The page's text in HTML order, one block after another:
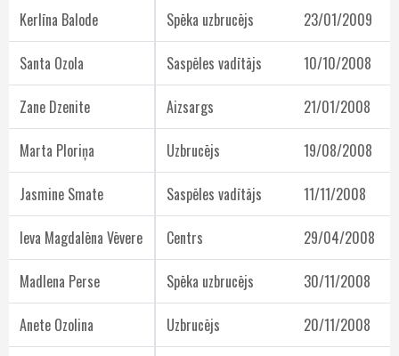
Kerlīna Balode Spēka uzbrucējs 23/01/2009
Santa Ozola Saspēles vadītājs 10/10/2008
Zane Dzenite Aizsargs 21/01/2008
Marta Ploriņa Uzbrucējs 19/08/2008
Jasmine Smate Saspēles vadītājs 11/11/2008
Ieva Magdalēna Vēvere Centrs 29/04/2008
Madlena Perse Spēka uzbrucējs 30/11/2008
Anete Ozolina Uzbrucējs 20/11/2008